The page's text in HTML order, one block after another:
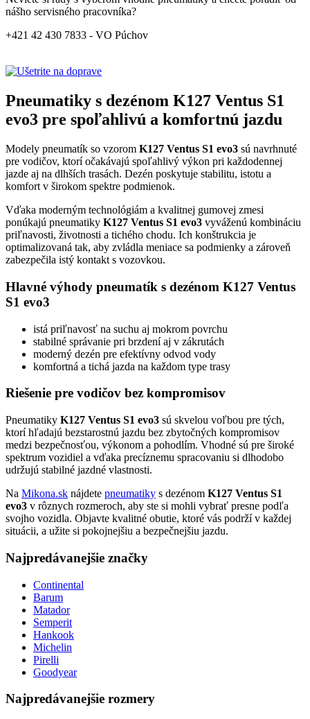
nášho servisného pracovníka?
+421 42 430 7833 - VO Púchov
Pneumatiky s dezénom K127 Ventus S1
evo3 pre spoľahlivú a komfortnú jazdu
Modely pneumatík so vzorom K127 Ventus S1 evo3 sú navrhnuté
pre vodičov, ktorí očakávajú spoľahlivý výkon pri každodennej
jazde aj na dlhších trasách. Dezén poskytuje stabilitu, istotu a
komfort v širokom spektre podmienok.
Vďaka moderným technológiám a kvalitnej gumovej zmesi
ponúkajú pneumatiky K127 Ventus S1 evo3 vyváženú kombináciu
priľnavosti, životnosti a tichého chodu. Ich konštrukcia je
optimalizovaná tak, aby zvládla meniace sa podmienky a zároveň
zabezpečila istý kontakt s vozovkou.
Hlavné výhody pneumatík s dezénom K127 Ventus
S1 evo3
istá priľnavosť na suchu aj mokrom povrchu
stabilné správanie pri brzdení aj v zákrutách
moderný dezén pre efektívny odvod vody
komfortná a tichá jazda na každom type trasy
Riešenie pre vodičov bez kompromisov
Pneumatiky K127 Ventus S1 evo3 sú skvelou voľbou pre tých,
ktorí hľadajú bezstarostnú jazdu bez zbytočných kompromisov
medzi bezpečnosťou, výkonom a pohodlím. Vhodné sú pre široké
spektrum vozidiel a vďaka precíznemu spracovaniu si dlhodobo
udržujú stabilné jazdné vlastnosti.
Na Mikona.sk nájdete pneumatiky s dezénom K127 Ventus S1
evo3 v rôznych rozmeroch, aby ste si mohli vybrať presne podľa
svojho vozidla. Objavte kvalitné obutie, ktoré vás podrží v každej
situácii, a užite si pokojnejšiu a bezpečnejšiu jazdu.
Najpredávanejšie značky
Continental
Barum
Matador
Semperit
Hankook
Michelin
Pirelli
Goodyear
Najpredávanejšie rozmery